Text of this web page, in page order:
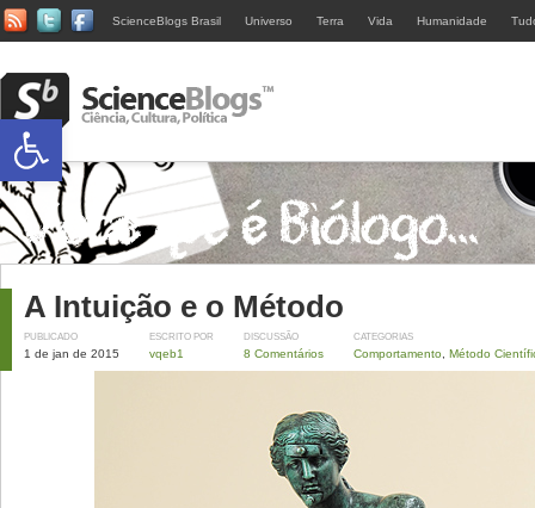
ScienceBlogs Brasil Universo Terra Vida Humanidade
A Intuição e o Método
PUBLICADO
1 de jan de 2015
ESCRITO POR
vqeb1
DISCUSSÃO
8 Comentários
CATEGORIAS
Comportamento Método
Abrir a barra de ferramentas